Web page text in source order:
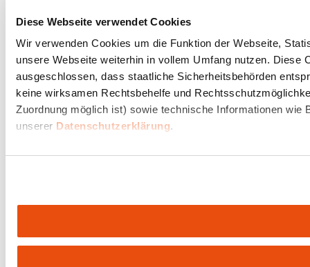
Diese Webseite verwendet Cookies
Wir verwenden Cookies um die Funktion der Webseite,
unsere Webseite weiterhin in vollem Umfang nutzen.
ausgeschlossen, dass staatliche Sicherheitsbehörden
keine wirksamen Rechtsbehelfe und
Zuordnung möglich ist) sowie technische Informationen wie
unserer Datenschutzerklärung.